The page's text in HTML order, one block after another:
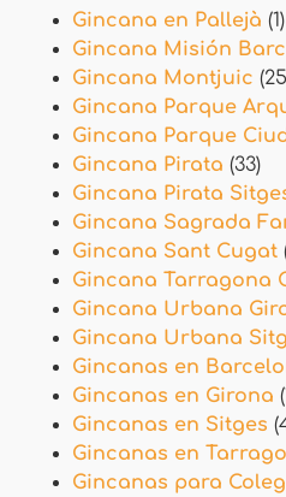
Gincana en Pallejà (1)
Gincana Misión
Gincana Montjuic
Gincana Parque
Gincana Parque
Gincana Pirata (33)
Gincana Pirata
Gincana Sagrada
Gincana Sant Cugat
Gincana Tarragona
Gincana Urbana
Gincana Urbana
Gincanas en
Gincanas en Girona
Gincanas en Sitges
Gincanas en
Gincanas para